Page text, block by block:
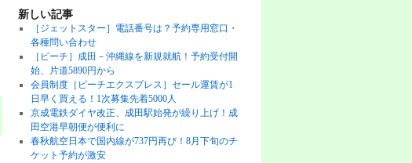
新しい記事
［ジェットスター］電話番号は？予約専用窓口・
各種問い合わせ
［ピーチ］成田－沖縄線を新規就航！予約受付開
始、片道5890円から
会員制度［ピーチエクスプレス］セール運賃が1
日早く買える！1次募集先着5000人
京成電鉄ダイヤ改正、成田駅始発が繰り上げ！成
田空港早朝便が便利に
春秋航空日本で国内線が737円再び！8月下旬のチ
ケット予約が激安